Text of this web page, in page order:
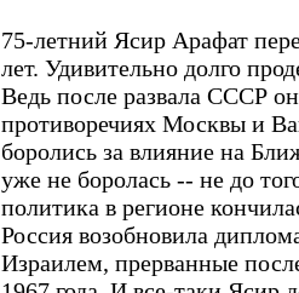
75-летний Ясир Арафат
лет. Удивительно долго
Ведь после развала СССР
противоречиях Москвы и
боролись за влияние на
уже не боролась -- не до
политика в регионе
Россия возобновила
Израилем, прерванные